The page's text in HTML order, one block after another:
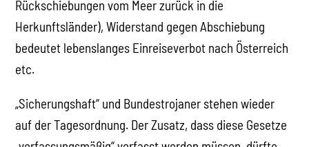
Rückschiebungen vom Meer zurück in die
Herkunftsländer), Widerstand gegen Abschiebung
bedeutet lebenslanges Einreiseverbot nach Österreich
etc.
„Sicherungshaft“ und Bundestrojaner stehen wieder
auf der Tagesordnung. Der Zusatz, dass diese Gesetze